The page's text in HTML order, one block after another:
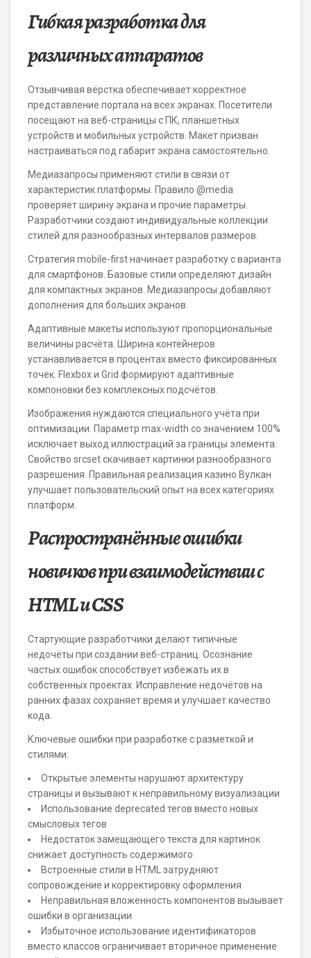
Гибкая разработка для
различных аппаратов
Отзывчивая вёрстка обеспечивает корректное
представление портала на всех экранах. Посетители
посещают на веб-страницы с ПК, планшетных
устройств и мобильных устройств. Макет призван
настраиваться под габарит экрана самостоятельно.
Медиазапросы применяют стили в связи от
характеристик платформы. Правило @media
проверяет ширину экрана и прочие параметры.
Разработчики создают индивидуальные коллекции
стилей для разнообразных интервалов размеров.
Стратегия mobile-first начинает разработку с варианта
для смартфонов. Базовые стили определяют дизайн
для компактных экранов. Медиазапросы добавляют
дополнения для больших экранов.
Адаптивные макеты используют пропорциональные
величины расчёта. Ширина контейнеров
устанавливается в процентах вместо фиксированных
точек. Flexbox и Grid формируют адаптивные
компоновки без комплексных подсчётов.
Изображения нуждаются специального учёта при
оптимизации. Параметр max-width со значением 100%
исключает выход иллюстраций за границы элемента.
Свойство srcset скачивает картинки разнообразного
разрешения. Правильная реализация казино Вулкан
улучшает пользовательский опыт на всех категориях
платформ.
Распространённые ошибки
новичков при взаимодействии с
HTML и CSS
Стартующие разработчики делают типичные
недочёты при создании веб-страниц. Осознание
частых ошибок способствует избежать их в
собственных проектах. Исправление недочётов на
ранних фазах сохраняет время и улучшает качество
кода.
Ключевые ошибки при разработке с разметкой и
стилями:
Открытые элементы нарушают архитектуру
страницы и вызывают к неправильному визуализации
Использование deprecated тегов вместо новых
смысловых тегов
Недостаток замещающего текста для картинок
снижает доступность содержимого
Встроенные стили в HTML затрудняют
сопровождение и корректировку оформления
Неправильная вложенность компонентов вызывает
ошибки в организации
Избыточное использование идентификаторов
вместо классов ограничивает вторичное применение